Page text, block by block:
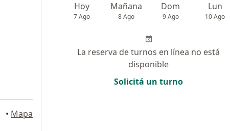
• Mapa
Hoy
7 Ago
Mañana
8 Ago
Dom
9 Ago
Lun
10 Ago
La reserva de turnos en línea no está
disponible
Solicitá un turno